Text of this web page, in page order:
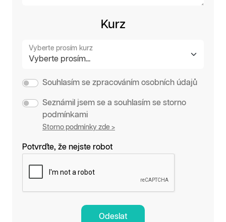
Kurz
Vyberte prosím kurz
Souhlasím se zpracováním osobních údajů
Seznámil jsem se a souhlasím se storno
podmínkami
Storno podmínky zde >
Potvrďte, že nejste robot
Odeslat